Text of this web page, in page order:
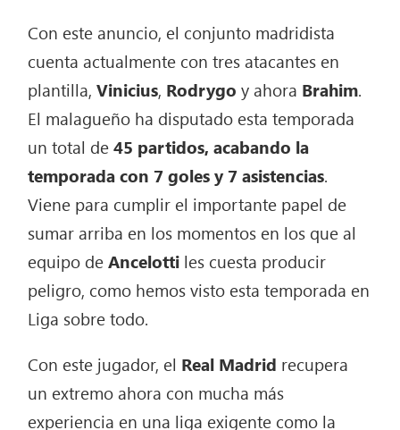
Con este anuncio, el conjunto madridista
cuenta actualmente con tres atacantes en
plantilla,Vinicius, Rodrygo y ahora Brahim.
El malagueño ha disputado esta temporada
un total de45 partidos, acabando la
temporada con 7 goles y 7 asistencias.
Viene para cumplir el importante papel de
sumar arriba en los momentos en los que al
equipo deAncelotti les cuesta producir
peligro, como hemos visto esta temporada en
Liga sobre todo.
Con este jugador, el Real Madrid recupera
un extremo ahora con mucha más
experiencia en una liga exigente como la